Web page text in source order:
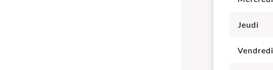
Jeudi
Vendredi